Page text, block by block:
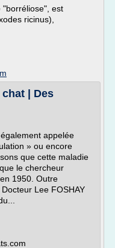
"borréliose", est
ricinus),
| Des
appelée
» ou encore
que cette maladie
le chercheur
1950. Outre
Lee FOSHAY